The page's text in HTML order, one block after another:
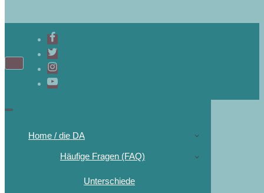
Home / die DA
Häufige Fragen (FAQ)
Unterschiede